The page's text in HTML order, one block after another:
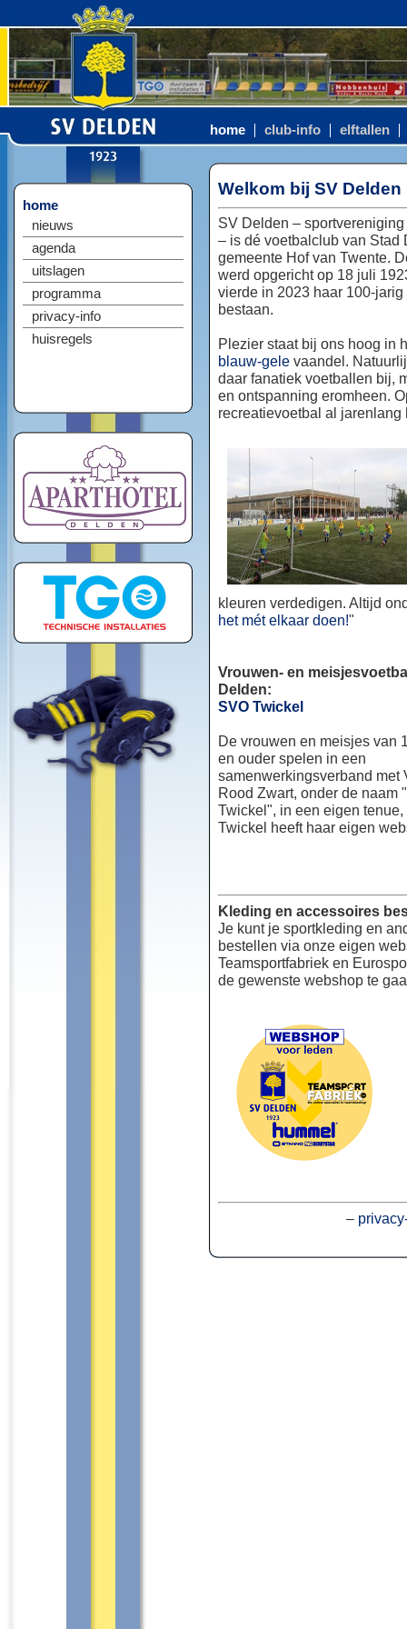
home club-info elftallen
home
nieuws
agenda
uitslagen
programma
privacy-info
huisregels
Welkom bij SV Delden
SV Delden –
– is dé voetbalclub van Stad
gemeente Hof van Twente.
werd opgericht op 18 juli
vierde in 2023 haar 100-jarig
bestaan.
Plezier staat bij ons hoog in
blauw-gele vaandel.
daar fanatiek voetballen bij,
en ontspanning eromheen.
recreatievoetbal al jarenlang
kleuren verdedigen. Altijd
het mét elkaar doen!"
Vrouwen- en
Delden:
SVO Twickel
De vrouwen en meisjes van
en ouder spelen in een
samenwerkingsverband met
Rood Zwart, onder de naam
Twickel", in een eigen
Twickel heeft haar eigen
Kleding en accessoires
Je kunt je sportkleding en
bestellen via onze eigen
Teamsportfabriek en
de gewenste webshop te
–